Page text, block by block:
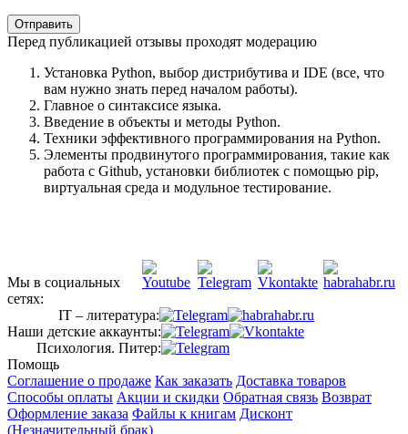
Отправить
Перед публикацией отзывы проходят модерацию
Установка Python, выбор дистрибутива и IDE (все, что
вам нужно знать перед началом работы).
Главное о синтаксисе языка.
Введение в объекты и методы Python.
Техники эффективного программирования на Python.
Элементы продвинутого программирования, такие как
работа с Github, установки библиотек с помощью pip,
виртуальная среда и модульное тестирование.
Мы в социальных
сетях:
IT – литература:
Наши детские аккаунты:
Психология. Питер:
Помощь
Соглашение о продаже Как заказать Доставка товаров
Способы оплаты Акции и скидки Обратная связь Возврат
Оформление заказа Файлы к книгам Дисконт
(Незначительный брак)